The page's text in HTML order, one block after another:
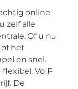
online
zelf alle
Of u nu
het
en snel.
VoIP
De